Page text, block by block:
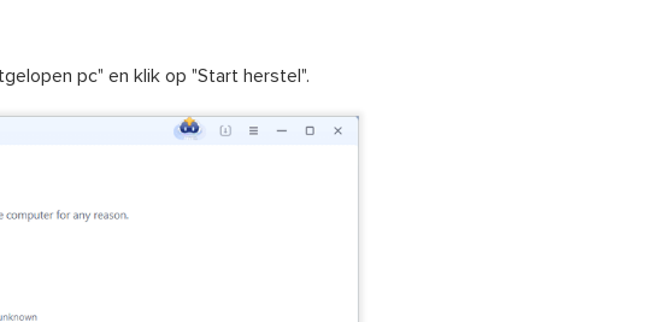
pc" en klik op "Start herstel".